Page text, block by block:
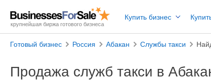
крупнейшая биржа готового бизнеса
Купить бизнес
Готовый бизнес Россия Абакан Службы такси
Продажа служб такси в